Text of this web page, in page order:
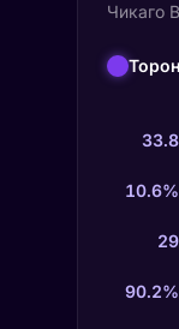
Чикаго
33.8
10.6%
29
90.2%